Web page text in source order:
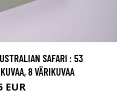
SAFARI : 53
8 VÄRIKUVAA
EUR